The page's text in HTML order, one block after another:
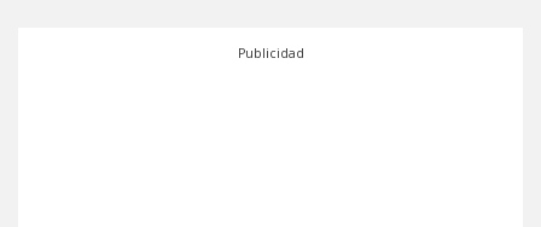
Publicidad